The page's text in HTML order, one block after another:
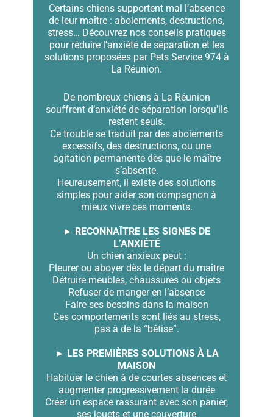
Certains chiens supportent mal l’absence
de leur maître : aboiements, destructions,
stress… Découvrez nos conseils pratiques
pour réduire l’anxiété de séparation et les
solutions proposées par Pets Service 974 à
La Réunion.
De nombreux chiens à La Réunion
souffrent d’anxiété de séparation lorsqu’ils
restent seuls.
Ce trouble se traduit par des aboiements
excessifs, des destructions, ou une
agitation permanente dès que le maître
s’absente.
Heureusement, il existe des solutions
simples pour aider son compagnon à
mieux vivre ces moments.
► RECONNAÎTRE LES SIGNES DE
L’ANXIÉTÉ
Un chien anxieux peut :
Pleurer ou aboyer dès le départ du maître
Détruire meubles, chaussures ou objets
Refuser de manger en l’absence
Faire ses besoins dans la maison
Ces comportements sont liés au stress,
pas à de la “bêtise”.
► LES PREMIÈRES SOLUTIONS À LA
MAISON
Habituer le chien à de courtes absences et
augmenter progressivement la durée
Créer un espace rassurant avec son panier,
ses jouets et une couverture